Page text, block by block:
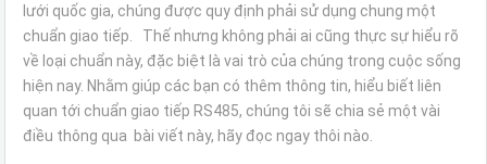
lưới quốc gia, chúng được quy định phải sử dụng chung một
chuẩn giao tiếp. Thế nhưng không phải ai cũng thực sự hiểu rõ
về loại chuẩn này, đặc biệt là vai trò của chúng trong cuộc sống
hiện nay. Nhằm giúp các bạn có thêm thông tin, hiểu biết liên
quan tới chuẩn giao tiếp RS485, chúng tôi sẽ chia sẻ một vài
điều thông qua bài viết này, hãy đọc ngay thôi nào.